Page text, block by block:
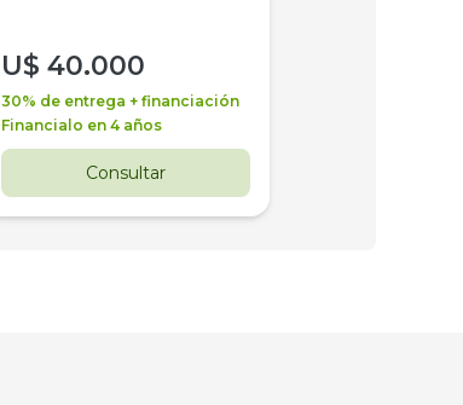
U$ 40.000
30% de entrega + financiación
Financialo en 4 años
Consultar